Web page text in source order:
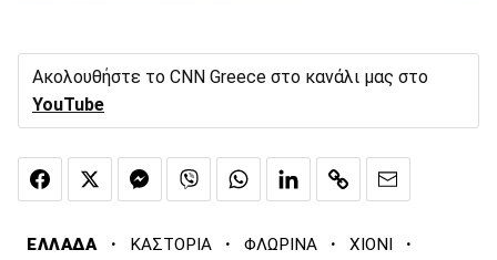
Ακολουθήστε το CNN Greece στο κανάλι μας στο
YouTube
ΕΛΛΑΔΑ · ΚΑΣΤΟΡΙΑ · ΦΛΩΡΙΝΑ · ΧΙΟΝΙ ·